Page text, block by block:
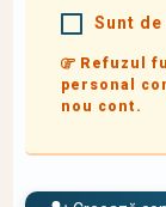
Sunt
Refuzul
personal
nou cont.